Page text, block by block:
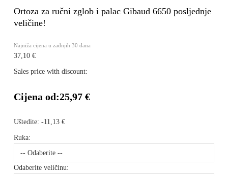
Ortoza za ručni zglob i palac Gibaud 6650 posljednje
veličine!
Najniža cijena u zadnjih 30 dana
37,10 €
Sales price with discount:
Cijena od:25,97 €
Uštedite: -11,13 €
Ruka:
Odaberite veličinu: